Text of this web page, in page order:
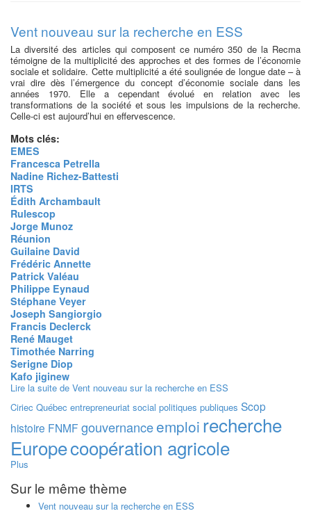
Vent nouveau sur la recherche en ESS
La diversité des articles qui composent ce numéro 350 de la Recma
témoigne de la multiplicité des approches et des formes de l’économie
sociale et solidaire. Cette multiplicité a été soulignée de longue date – à
vrai dire dès l’émergence du concept d’économie sociale dans les
années 1970. Elle a cependant évolué en relation avec les
transformations de la société et sous les impulsions de la recherche.
Celle-ci est aujourd’hui en effervescence.
Mots clés:
EMES
Francesca Petrella
Nadine Richez-Battesti
IRTS
Édith Archambault
Rulescop
Jorge Munoz
Réunion
Guilaine David
Frédéric Annette
Patrick Valéau
Philippe Eynaud
Stéphane Veyer
Joseph Sangiorgio
Francis Declerck
René Mauget
Timothée Narring
Serigne Diop
Kafo jiginew
Lire la suite de Vent nouveau sur la recherche en ESS
Ciriec Québec entrepreneuriat social politiques publiques Scop
histoire FNMF gouvernanceemploi recherche
Europecoopération agricole
Plus
Sur le même thème
Vent nouveau sur la recherche en ESS